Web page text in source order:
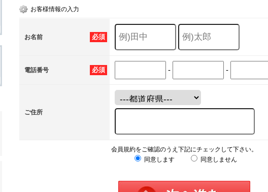
お客様情報の入力
必須
お名前
必須
電話番号 - -
ご住所
会員規約をご確認のうえ下記にチェックして下さい。
同意します
同意しません